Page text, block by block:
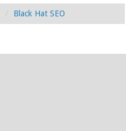
Black Hat SEO